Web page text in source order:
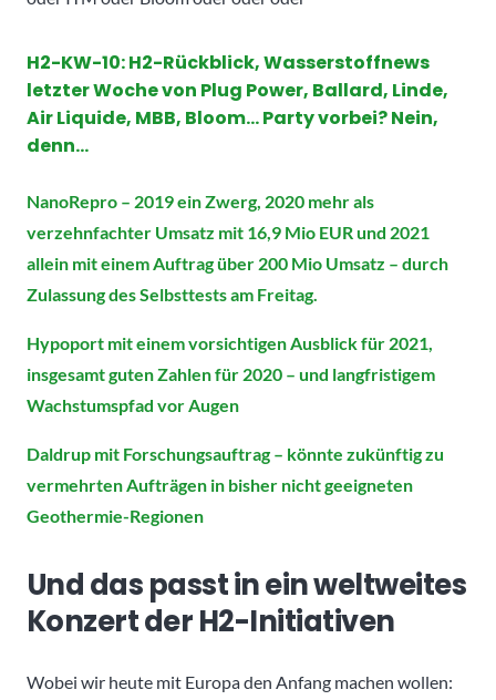
H2-KW-10:H2-Rückblick, Wasserstoffnews
letzter Woche von Plug Power, Ballard, Linde,
Air Liquide, MBB, Bloom… Party vorbei? Nein,
denn…
NanoRepro – 2019 ein Zwerg, 2020 mehr als
verzehnfachter Umsatz mit 16,9 Mio EUR und 2021
allein mit einem Auftrag über 200 Mio Umsatz – durch
Zulassung des Selbsttests am Freitag.
Hypoport mit einem vorsichtigen Ausblick für 2021,
insgesamt guten Zahlen für 2020 – und langfristigem
Wachstumspfad vor Augen
Daldrup mit Forschungsauftrag – könnte zukünftig zu
vermehrten Aufträgen in bisher nicht geeigneten
Geothermie-Regionen
Und das passt in ein weltweites
Konzert der H2-Initiativen
Wobei wir heute mit Europa den Anfang machen wollen: